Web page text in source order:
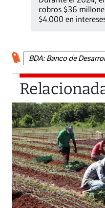
cobros $36
$4.000 en
BDA: Banco de